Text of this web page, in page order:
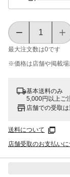
最大注文数は0です
※価格は​店舗や​掲載場
基本送料のみ
5,000円以上ご
店舗での受取
送料について
店舗受取のお支払い